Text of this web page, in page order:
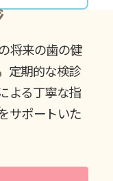
将来の歯の健
定期的な検診
よる丁寧な指
サポートいた